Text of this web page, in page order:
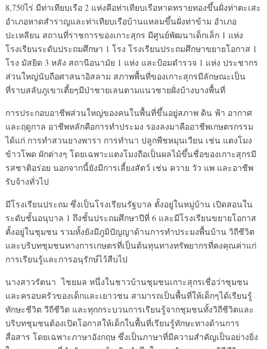
8,750ไร่ มีท่าเทียบเรือ 2 แห่งคือท่าเทียบเรือหาดทรายทองขึ้นฝั่งท่าตะเสะ
อำเภอหาดสำราญและท่าเทียบเรือบ้านแหลมขึ้นฝั่งท่าข้าม อำเภอ
ปะเหลียน สถานที่ราชการของเกาะสุกร มีศูนย์พัฒนาเด็กเล็ก 1 แห่ง
โรงเรียนระดับประถมศึกษา 1 โรง โรงเรียนประถมศึกษาขยายโอกาส 1
โรง มัสยิด 3 หลัง สถานีอนามัย 1 แห่ง และป้อมตำรวจ 1 แห่ง ประชากร
ส่วนใหญ่นับถือศาสนาอิสลาม สภาพพื้นที่ของเกาะสุกรมีลักษณะเป็น
ที่ราบสลับภูเขาเตี้ยๆมีป่าชายเลนตามแนวชายฝั่งบ้างบางพื้นที่
การประกอบอาชีพส่วนใหญ่ของคนในพื้นที่ขึ้นอยู่สภาพ ดิน ฟ้า อากาศ
และฤดูกาล อาชีพหลักคือการทำประมง รองลงมาคืออาชีพเกษตรกรรม
ได้แก่ การทำสวนยางพารา การทำนา ปลูกพืชหมุนเวียน เช่น แตงโมง
ข้าวโพด ผักต่างๆ โดยเฉพาะแตงโมงถือเป็นผลไม้ขึ้นชื่อของเกาะสุกรมี
รสชาติอร่อย นอกจากนี้ยังมีการเลี้ยงสัตว์ เช่น ควาย วัว แพ และอาชีพ
รับจ้างทั่วไป
มีโรงเรียนประถม ซึ่งเป็นโรงเรียนรัฐบาล ตั้งอยู่ในหมู่บ้าน เปิดสอนใน
ระดับชั้นอนุบาล 1 ถึงชั้นประถมศึกษาปีที่ 6 และมีโรงเรียนขยายโอกาส
ตั้งอยู่ในชุมชน รวมทั้งยังมีภูมิปัญญาด้านการทำประมงพื้นบ้าน วิถีชีวิต
และบริบทชุมชนทางการเกษตรที่เป็นต้นทุนทางทรัพยากรที่คงคุณค่าแก่
การเรียนรู้และการอนุรักษ์ไว้สืบไป
นางสาวรัตนา ไชยมล หนึ่งในชาวบ้านชุมชนเกาะสุกรเชื่อว่าชุมชน
และครอบครัวของเด็กและเยาวชน สามารถเป็นพื้นที่ให้เด็กๆได้เรียนรู้
ทักษะชีวิต วีถีชีวิต และทุกกระบวนการเรียนรู้จากชุมชนทั้งวิถีชีวิตและ
บริบทชุมชนต้องเปิดโอกาสให้เด็กในพื้นที่เรียนรู้ทักษะทางด้านการ
สื่อสาร โดยเฉพาะภาษาอังกฤษ ซึ่งเป็นภาษาที่มีความสำคัญเป็นอย่างยิ่ง